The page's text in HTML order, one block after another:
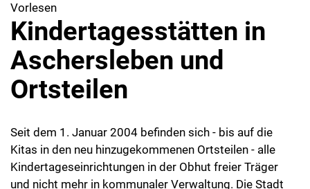
Vorlesen
Kindertagesstätten in
Aschersleben und
Ortsteilen
Seit dem 1. Januar 2004 befinden sich - bis auf die
Kitas in den neu hinzugekommenen Ortsteilen - alle
Kindertageseinrichtungen in der Obhut freier Träger
und nicht mehr in kommunaler Verwaltung. Die Stadt